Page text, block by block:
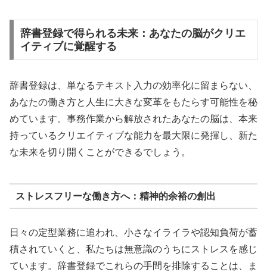
辞書登録で得られる未来：あなたの脳がクリエ
イティブに覚醒する
辞書登録は、単なるテキスト入力の効率化に留まらない、
あなたの働き方と人生に大きな変革をもたらす可能性を秘
めています。事務作業から解放されたあなたの脳は、本来
持っているクリエイティブな能力を最大限に発揮し、新た
な未来を切り開くことができるでしょう。
ストレスフリーな働き方へ：精神的余裕の創出
日々の定型業務に追われ、小さなイライラや認知負荷が蓄
積されていくと、私たちは無意識のうちにストレスを感じ
ています。辞書登録でこれらの手間を排除することは、ま